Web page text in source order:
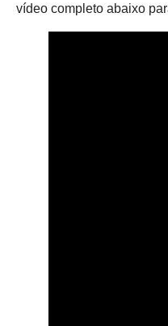
vídeo completo abaixo